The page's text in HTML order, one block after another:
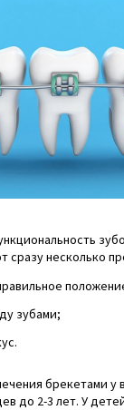
сразу несколько
зубами;
брекетами у
до 2-3 лет. У